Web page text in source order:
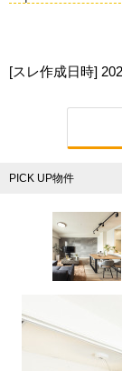
[スレ作成日時]
PICK UP物件